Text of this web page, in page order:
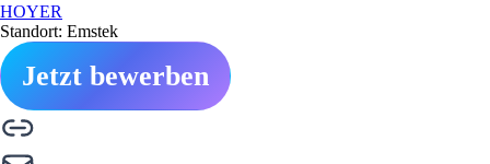
HOYER
Standort: Emstek
Jetzt bewerben